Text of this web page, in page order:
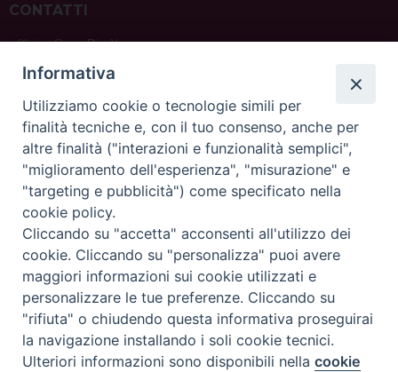
CONTATTI
ufficio: Casa Pio X
via Bonporti, 20 – 35141 Padova
tel: +39 351 619 2354
e mail:ufficiovocazionipadova@gmail.com
sede: Casa Sant'Andrea
via Valmarana, 20 – 35133 Padova
instagram:@casasantandreapadova
e mail:casasantandreapadova@gmail.com
Copyright© ChiesadiPadova2022 Privacy Policy
Preferenze Cookie
Informativa
Utilizziamo cookie o tecnologie simili per
finalità tecniche e, con il tuo consenso, anche per
altre finalità ("interazioni e funzionalità semplici",
"miglioramento dell'esperienza", "misurazione" e
"targeting e pubblicità") come specificato nella
cookie policy.
Cliccando su "accetta" acconsenti all'utilizzo dei
cookie. Cliccando su "personalizza" puoi avere
maggiori informazioni sui cookie utilizzati e
personalizzare le tue preferenze. Cliccando su
"rifiuta" o chiudendo questa informativa proseguirai
la navigazione installando i soli cookie tecnici.
Ulteriori informazioni sono disponibili nellacookie